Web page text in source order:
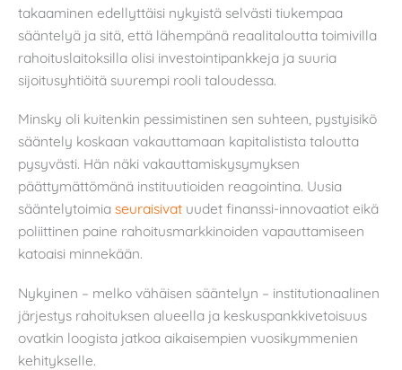
takaaminen edellyttäisi nykyistä selvästi tiukempaa
sääntelyä ja sitä, että lähempänä reaalitaloutta toimivilla
rahoituslaitoksilla olisi investointipankkeja ja suuria
sijoitusyhtiöitä suurempi rooli taloudessa.
Minsky oli kuitenkin pessimistinen sen suhteen, pystyisikö
sääntely koskaan vakauttamaan kapitalistista taloutta
pysyvästi. Hän näki vakauttamiskysymyksen
päättymättömänä instituutioiden reagointina. Uusia
sääntelytoimia seuraisivat uudet finanssi-innovaatiot eikä
poliittinen paine rahoitusmarkkinoiden vapauttamiseen
katoaisi minnekään.
Nykyinen – melko vähäisen sääntelyn – institutionaalinen
järjestys rahoituksen alueella ja keskuspankkivetoisuus
ovatkin loogista jatkoa aikaisempien vuosikymmenien
kehitykselle.